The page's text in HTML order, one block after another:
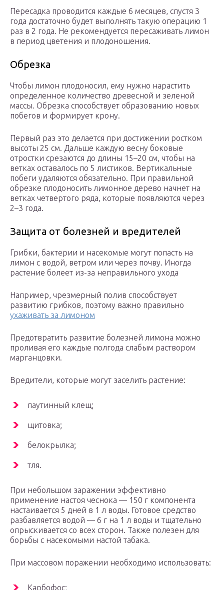
Пересадка проводится каждые 6 месяцев, спустя 3
года достаточно будет выполнять такую операцию 1
раз в 2 года. Не рекомендуется пересаживать лимон
в период цветения и плодоношения.
Обрезка
Чтобы лимон плодоносил, ему нужно нарастить
определенное количество древесной и зеленой
массы. Обрезка способствует образованию новых
побегов и формирует крону.
Первый раз это делается при достижении ростком
высоты 25 см. Дальше каждую весну боковые
отростки срезаются до длины 15–20 см, чтобы на
ветках оставалось по 5 листиков. Вертикальные
побеги удаляются обязательно. При правильной
обрезке плодоносить лимонное дерево начнет на
ветках четвертого ряда, которые появляются через
2–3 года.
Защита от болезней и вредителей
Грибки, бактерии и насекомые могут попасть на
лимон с водой, ветром или через почву. Иногда
растение болеет из-за неправильного ухода
Например, чрезмерный полив способствует
развитию грибков, поэтому важно правильно
ухаживать за лимоном
Предотвратить развитие болезней лимона можно
проливая его каждые полгода слабым раствором
марганцовки.
Вредители, которые могут заселить растение:
паутинный клещ;
щитовка;
белокрылка;
тля.
При небольшом заражении эффективно
применение настоя чеснока — 150 г компонента
настаивается 5 дней в 1 л воды. Готовое средство
разбавляется водой — 6 г на 1 л воды и тщательно
опрыскивается со всех сторон. Также полезен для
борьбы с насекомыми настой табака.
При массовом поражении необходимо использовать:
Карбофос;